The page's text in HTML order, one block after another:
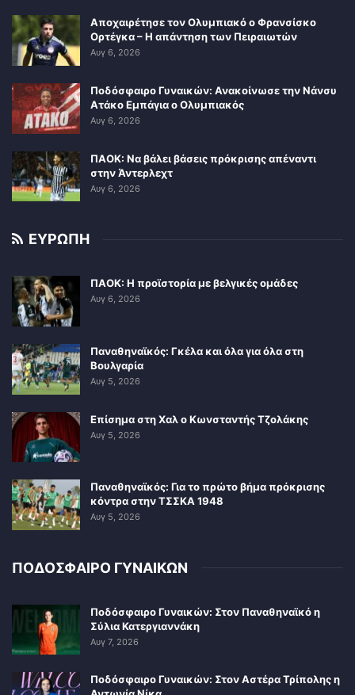
Αποχαιρέτησε τον Ολυμπιακό ο Φρανσίσκο
Ορτέγκα – Η απάντηση των Πειραιωτών
Αυγ 6, 2026
Ποδόσφαιρο Γυναικών: Ανακοίνωσε την Νάνσυ
Ατάκο Εμπάγια ο Ολυμπιακός
Αυγ 6, 2026
ΠΑΟΚ: Να βάλει βάσεις πρόκρισης απέναντι
στην Άντερλεχτ
Αυγ 6, 2026
ΕΥΡΩΠΗ
ΠΑΟΚ: Η προϊστορία με βελγικές ομάδες
Αυγ 6, 2026
Παναθηναϊκός: Γκέλα και όλα για όλα στη
Βουλγαρία
Αυγ 5, 2026
Επίσημα στη Χαλ ο Κωνσταντής Τζολάκης
Αυγ 5, 2026
Παναθηναϊκός: Για το πρώτο βήμα πρόκρισης
κόντρα στην ΤΣΣΚΑ 1948
Αυγ 5, 2026
ΠΟΔΟΣΦΑΙΡΟ ΓΥΝΑΙΚΩΝ
Ποδόσφαιρο Γυναικών: Στον Παναθηναϊκό η
Σύλια Κατεργιαννάκη
Αυγ 7, 2026
Ποδόσφαιρο Γυναικών: Στον Αστέρα Τρίπολης η